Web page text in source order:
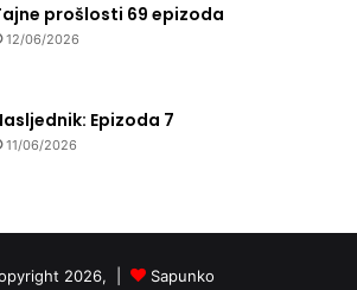
prošlosti 69 epizoda
12/06/2026
Epizoda 7
11/06/2026
2026, | Sapunko